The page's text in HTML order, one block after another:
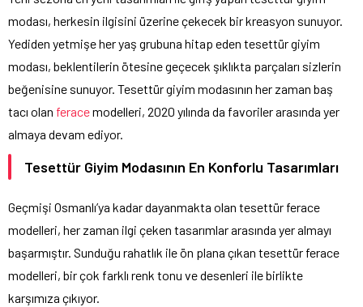
modası, herkesin ilgisini üzerine çekecek bir kreasyon sunuyor.
Yediden yetmişe her yaş grubuna hitap eden tesettür giyim
modası, beklentilerin ötesine geçecek şıklıkta parçaları sizlerin
beğenisine sunuyor. Tesettür giyim modasının her zaman baş
tacı olan feracemodelleri, 2020 yılında da favoriler arasında yer
almaya devam ediyor.
Tesettür Giyim Modasının En Konforlu Tasarımları
Geçmişi Osmanlı’ya kadar dayanmakta olan tesettür ferace
modelleri, her zaman ilgi çeken tasarımlar arasında yer almayı
başarmıştır. Sunduğu rahatlık ile ön plana çıkan tesettür ferace
modelleri, bir çok farklı renk tonu ve desenleri ile birlikte
karşımıza çıkıyor.